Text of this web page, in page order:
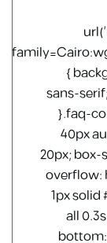
{
sans-
}.faq-
40px
20px; box-
overflow:
1px solid
all